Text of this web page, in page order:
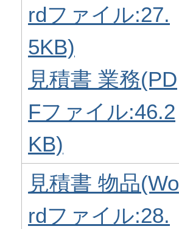
rdファイル:27.
5KB)
見積書 業務(PD
Fファイル:46.2
KB)
見積書 物品(Wo
rdファイル:28.